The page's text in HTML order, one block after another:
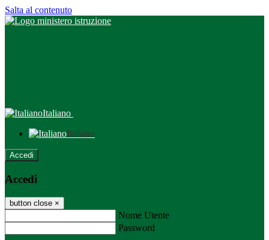
Salta al contenuto
Italiano
Italiano
Accedi
Accedi
button close ×
Nome Utente
Password